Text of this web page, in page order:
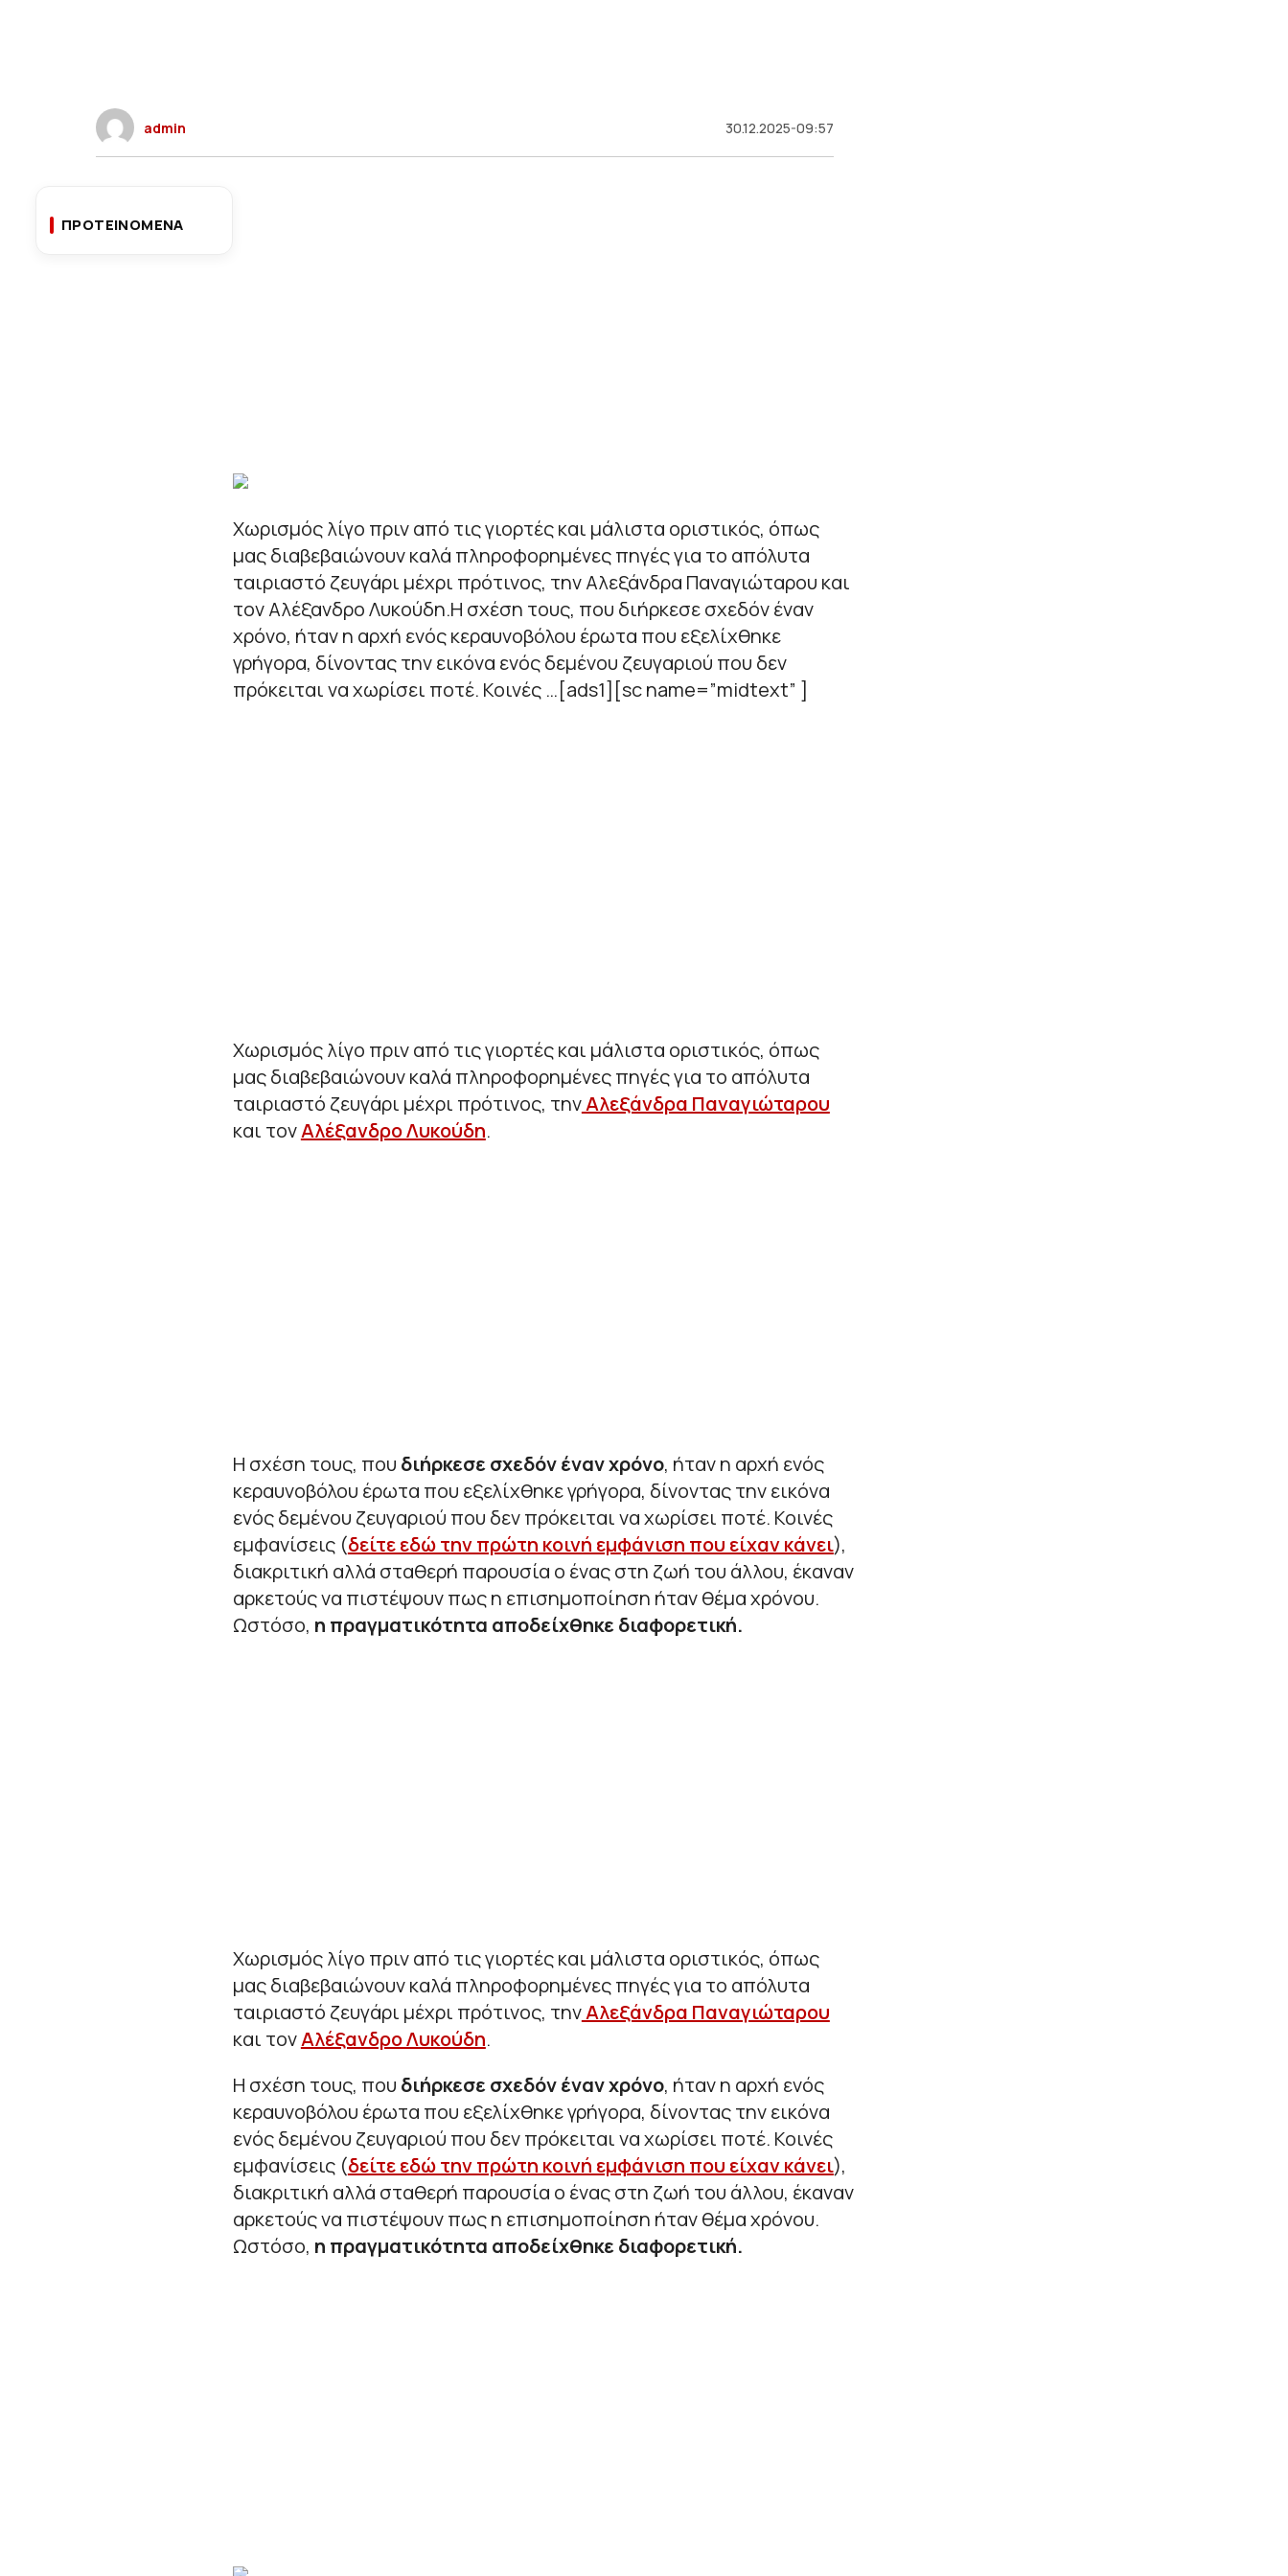
admin 30.12.2025-09:57
ΠΡΟΤΕΙΝΟΜΕΝΑ
Χωρισμός λίγο πριν από τις γιορτές και μάλιστα οριστικός, όπως
μας διαβεβαιώνουν καλά πληροφορημένες πηγές για το απόλυτα
ταιριαστό ζευγάρι μέχρι πρότινος, την Αλεξάνδρα Παναγιώταρου και
τον Αλέξανδρο Λυκούδη.Η σχέση τους, που διήρκεσε σχεδόν έναν
χρόνο, ήταν η αρχή ενός κεραυνοβόλου έρωτα που εξελίχθηκε
γρήγορα, δίνοντας την εικόνα ενός δεμένου ζευγαριού που δεν
πρόκειται να χωρίσει ποτέ. Κοινές …[ads1][sc name=”midtext” ]
Χωρισμός λίγο πριν από τις γιορτές και μάλιστα οριστικός, όπως
μας διαβεβαιώνουν καλά πληροφορημένες πηγές για το απόλυτα
ταιριαστό ζευγάρι μέχρι πρότινος, τηνΑλεξάνδρα Παναγιώταρου
και τονΑλέξανδρο Λυκούδη.
Η σχέση τους, που διήρκεσε σχεδόν έναν χρόνο, ήταν η αρχή ενός
κεραυνοβόλου έρωτα που εξελίχθηκε γρήγορα, δίνοντας την εικόνα
ενός δεμένου ζευγαριού που δεν πρόκειται να χωρίσει ποτέ. Κοινές
εμφανίσεις (δείτε εδώ την πρώτη κοινή εμφάνιση που είχαν κάνει),
διακριτική αλλά σταθερή παρουσία ο ένας στη ζωή του άλλου, έκαναν
αρκετούς να πιστέψουν πως η επισημοποίηση ήταν θέμα χρόνου.
Ωστόσο, η πραγματικότητα αποδείχθηκε διαφορετική.
Χωρισμός λίγο πριν από τις γιορτές και μάλιστα οριστικός, όπως
μας διαβεβαιώνουν καλά πληροφορημένες πηγές για το απόλυτα
ταιριαστό ζευγάρι μέχρι πρότινος, τηνΑλεξάνδρα Παναγιώταρου
και τονΑλέξανδρο Λυκούδη.
Η σχέση τους, που διήρκεσε σχεδόν έναν χρόνο, ήταν η αρχή ενός
κεραυνοβόλου έρωτα που εξελίχθηκε γρήγορα, δίνοντας την εικόνα
ενός δεμένου ζευγαριού που δεν πρόκειται να χωρίσει ποτέ. Κοινές
εμφανίσεις (δείτε εδώ την πρώτη κοινή εμφάνιση που είχαν κάνει),
διακριτική αλλά σταθερή παρουσία ο ένας στη ζωή του άλλου, έκαναν
αρκετούς να πιστέψουν πως η επισημοποίηση ήταν θέμα χρόνου.
Ωστόσο, η πραγματικότητα αποδείχθηκε διαφορετική.